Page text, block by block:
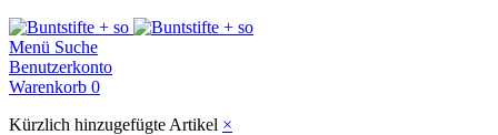
Menü Suche
Benutzerkonto
Warenkorb 0
Kürzlich hinzugefügte Artikel ×